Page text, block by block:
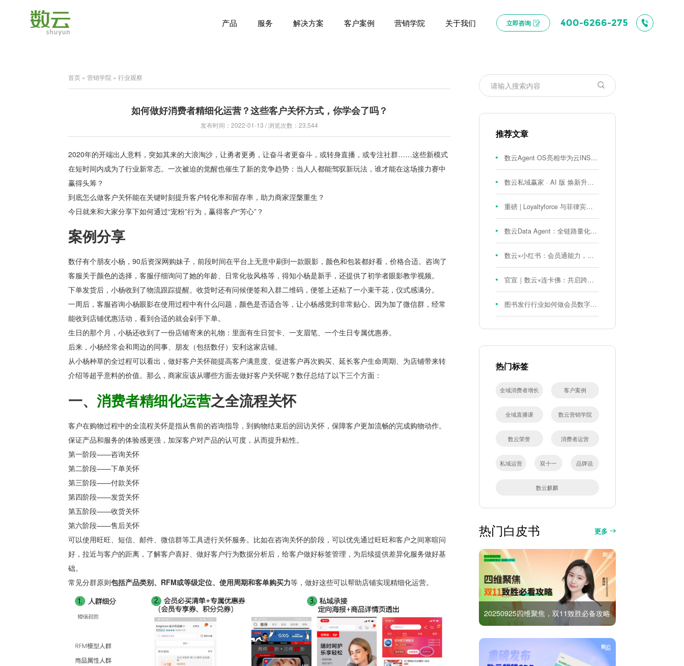
产品 服务 解决方案 客户案例 营销学院 关于我们 立即咨询 400-6266-275
首页 »营销学院 »行业观察
如何做好消费者精细化运营？这些客户关怀方式，你学会了吗？
发布时间：2022-01-13 / 浏览次数：23,544
2020年的开端出人意料，突如其来的大浪淘沙，让勇者更勇，让奋斗者更奋斗，或转身直播，或专注社群……这些新模式
在短时间内成为了行业新常态。一次被迫的觉醒也催生了新的竞争趋势：当人人都能驾驭新玩法，谁才能在这场接力赛中
赢得头筹？
到底怎么做客户关怀能在关键时刻提升客户转化率和留存率，助力商家涅槃重生？
今日就来和大家分享下如何通过“宠粉”行为，赢得客户“芳心”？
案例分享
数仔有个朋友小杨，90后资深网购妹子，前段时间在平台上无意中刷到一款眼影，颜色和包装都好看，价格合适。咨询了
客服关于颜色的选择，客服仔细询问了她的年龄、日常化妆风格等，得知小杨是新手，还提供了初学者眼影教学视频。
下单发货后，小杨收到了物流跟踪提醒。收货时还有问候便签和入群二维码，便签上还粘了一小束干花，仪式感满分。
一周后，客服咨询小杨眼影在使用过程中有什么问题，颜色是否适合等，让小杨感觉到非常贴心。因为加了微信群，经常
能收到店铺优惠活动，看到合适的就会剁手下单。
生日的那个月，小杨还收到了一份店铺寄来的礼物：里面有生日贺卡、一支眉笔、一个生日专属优惠券。
后来，小杨经常会和周边的同事、朋友（包括数仔）安利这家店铺。
从小杨种草的全过程可以看出，做好客户关怀能提高客户满意度、促进客户再次购买、延长客户生命周期、为店铺带来转
介绍等超乎意料的价值。那么，商家应该从哪些方面去做好客户关怀呢？数仔总结了以下三个方面：
一、消费者精细化运营之全流程关怀
客户在购物过程中的全流程关怀是指从售前的咨询指导，到购物结束后的回访关怀 ，保障客户更加流畅的完成购物动作。
保证产品和服务的体验感更强， 加深客户对产品的认可度，从而提升粘性。
第一阶段——咨询关怀
第二阶段——下单关怀
第三阶段——付款关怀
第四阶段——发货关怀
第五阶段——收货关怀
第六阶段——售后关怀
可以使用旺旺、短信、邮件、微信群等工具进行关怀服务。比如在咨询关怀的阶段，可以优先通过旺旺和客户之间寒暄问
好，拉近与客户的距离，了解客户喜好、做好客户行为数据分析后，给客户做好标签管理 ，为后续提供差异化服务做好基
础。
常见分群原则包括产品类别、RFM或等级定位、使用周期和客单购买力等，做好这些可以帮助店铺实现精细化运营。
推荐文章
数云Agent OS亮相华为云INSPIRE创想者大会：以AI重构消费者运营与零售营销新范式
数云私域赢家 · AI 版 焕新升级！
重磅 | Loyaltyforce 与菲律宾零售巨头 SM 集团达成战略合作，携手开启 SMAC 会员数智化运营新征程
数云Data Agent：全链路量化评测体系，炼就零售数据分析精准力
数云×小红书：会员通能力，重磅发布！
官宣｜数云×连卡佛：共启跨境会员运营新征程，重塑消费联结新体验
图书发行行业如何做会员数字化?河南新华书店给打了个样！
热门标签
全域消费者增长 客户案例
全域直播课 数云营销学院
数云荣誉 消费者运营
私域运营 双十一 品牌说
数云麒麟
热门白皮书 更多
20250925四维聚焦，双11致胜必备攻略